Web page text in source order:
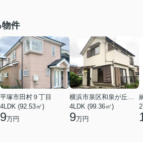
物件
平塚市田村９丁目
4LDK (92.53㎡)
9万円
4LDK (99.36㎡)
9万円